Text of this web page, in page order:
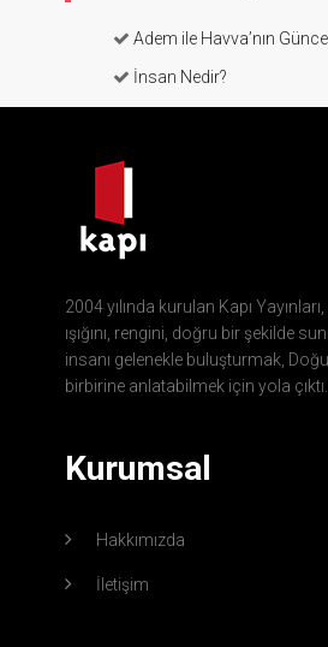
Adem ile Havva’nın
İnsan Nedir?
2004 yılında kurulan Kapı
ışığını, rengini, doğru bir şekilde
insanı gelenekle buluşturmak,
birbirine anlatabilmek için yola çıktı.
Kurumsal
Hakkımızda
İletişim